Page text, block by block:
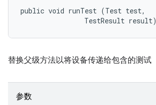
public void runTest (Test test,
                TestResult result)
替换父级方法以将设备传递给包含的测试
参数